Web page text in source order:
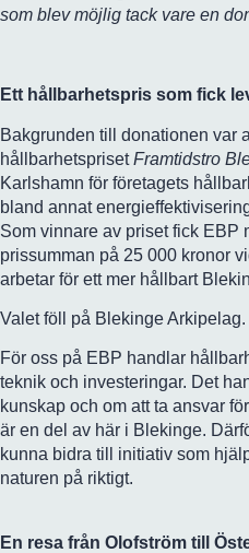
som blev möjlig tack vare en
Ett hållbarhetspris som fick
Bakgrunden till donationen var
hållbarhetspriset Framtidstro
Karlshamn för företagets
bland annat
Som vinnare av priset fick EBP
prissumman på 25 000 kronor
arbetar för ett mer hållbart
Valet föll på Blekinge Arkipelag.
För oss på EBP handlar
teknik och investeringar. Det
kunskap och om att ta ansvar
är en del av här i Blekinge.
kunna bidra till initiativ som
naturen på riktigt.
En resa från Olofström till